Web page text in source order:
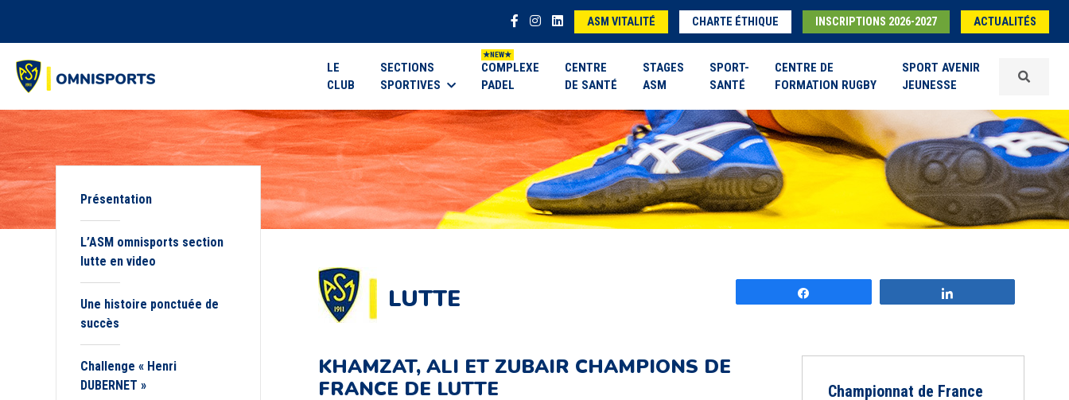
ASM VITALITÉ CHARTE ÉTHIQUE INSCRIPTIONS 2026-2027 ACTUALITÉS
LE
CLUB
SECTIONS
SPORTIVES
COMPLEXE
PADEL
CENTRE
DE SANTÉ
STAGES
ASM
SPORT-
SANTÉ
CENTRE DE
FORMATION RUGBY
SPORT AVENIR
JEUNESSE
Présentation
L’ASM omnisports section
lutte en video
Une histoire ponctuée de
succès
Challenge « Henri
DUBERNET »
LUTTE
KHAMZAT, ALI ET ZUBAIR CHAMPIONS DE
FRANCE DE LUTTE
Championnat de France